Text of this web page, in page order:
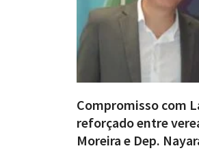
Compromisso com
reforçado entre
Moreira e Dep.